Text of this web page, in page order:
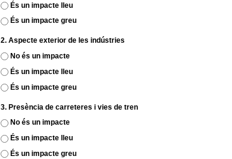
És un impacte lleu
És un impacte greu
2. Aspecte exterior de les indústries
No és un impacte
És un impacte lleu
És un impacte greu
3. Presència de carreteres i vies de tren
No és un impacte
És un impacte lleu
És un impacte greu